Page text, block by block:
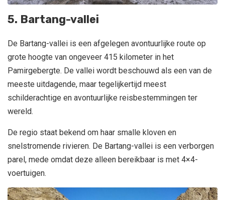
5. Bartang-vallei
De Bartang-vallei is een afgelegen avontuurlijke route op
grote hoogte van ongeveer 415 kilometer in het
Pamirgebergte. De vallei wordt beschouwd als een van de
meeste uitdagende, maar tegelijkertijd meest
schilderachtige en avontuurlijke reisbestemmingen ter
wereld.
De regio staat bekend om haar smalle kloven en
snelstromende rivieren. De Bartang-vallei is een verborgen
parel, mede omdat deze alleen bereikbaar is met 4×4-
voertuigen.